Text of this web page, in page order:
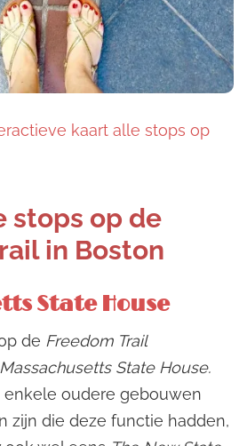
kaart alle stops op
stops op de
in Boston
State House
de Freedom Trail
Massachusetts State House.
oudere gebouwen
zijn die deze functie hadden,